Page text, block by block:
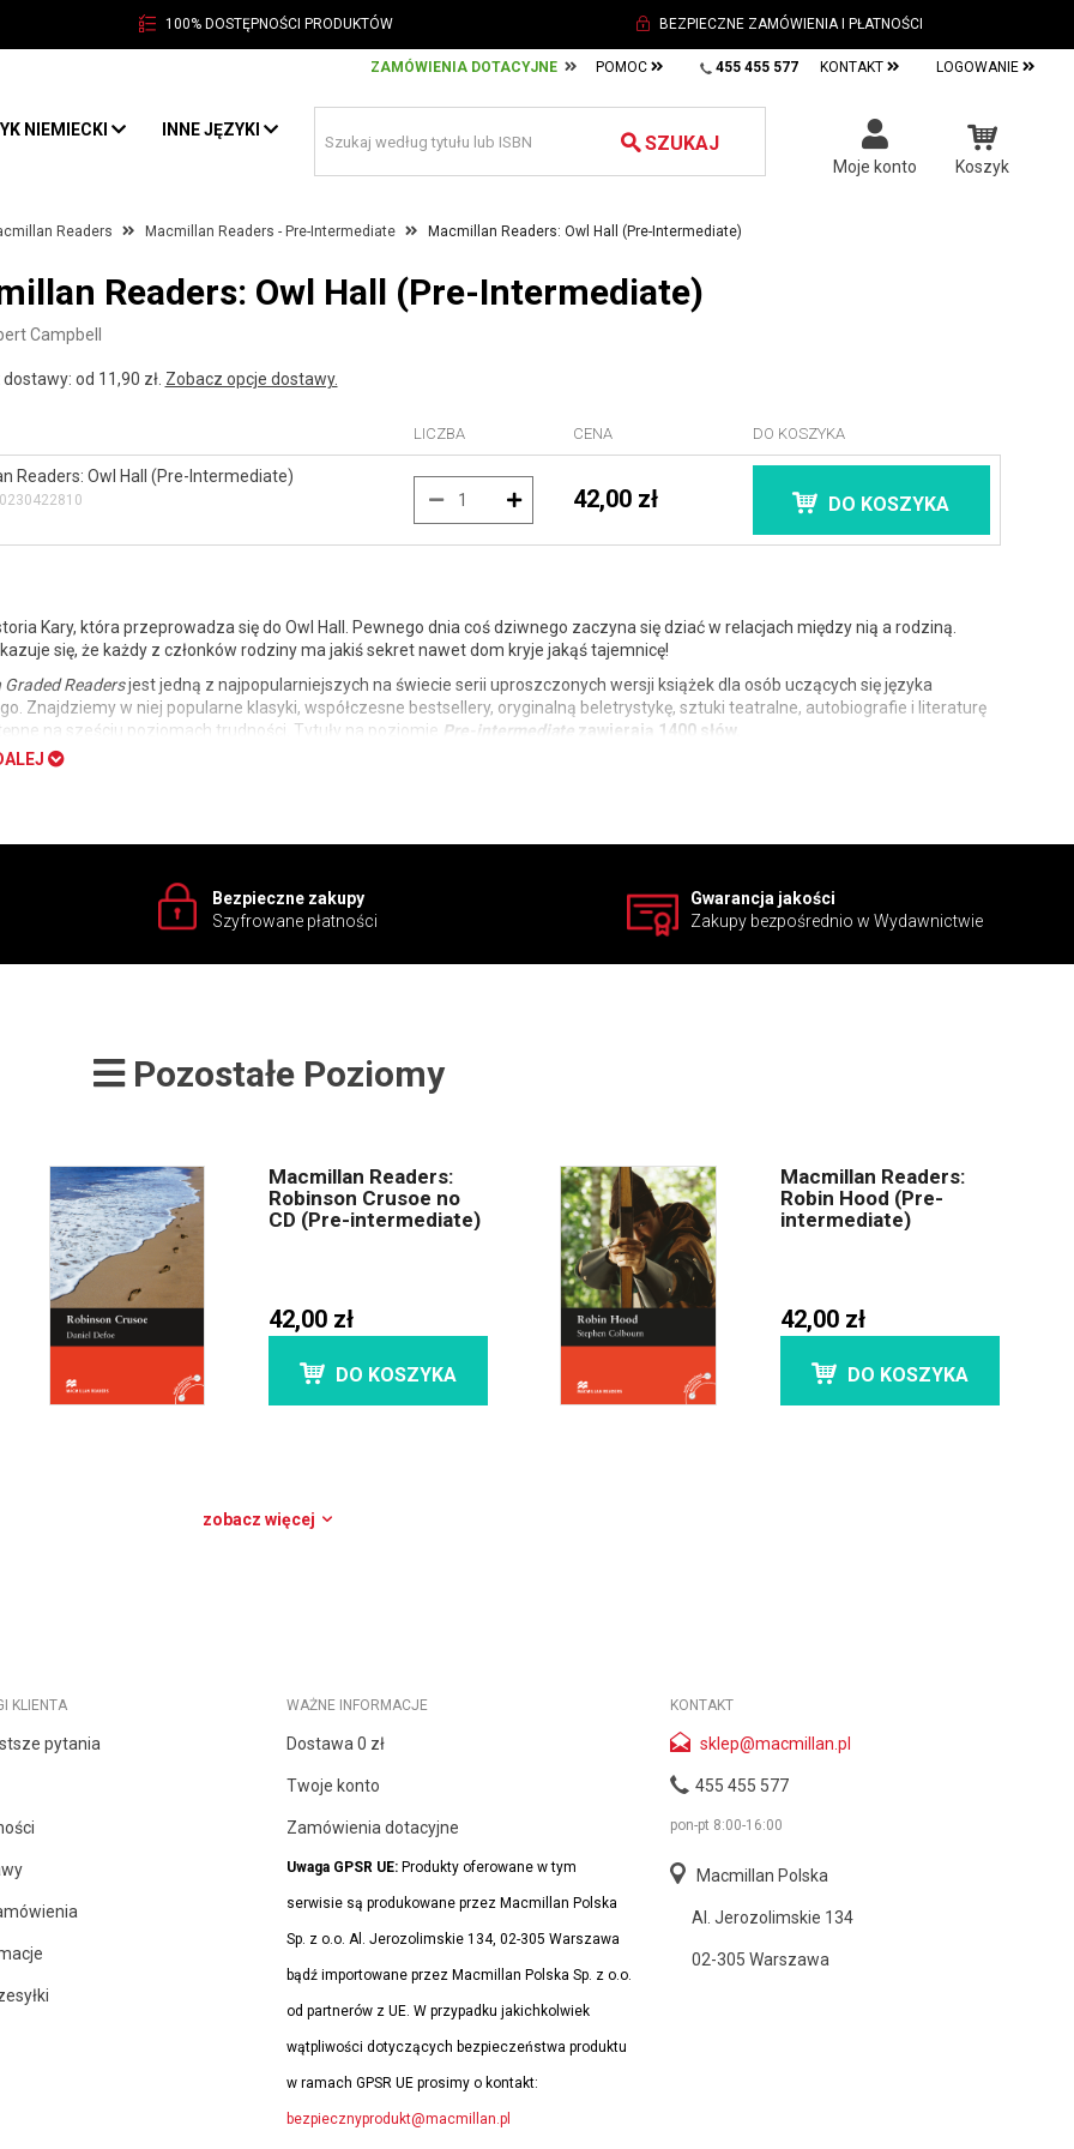
100% DOSTĘPNOŚCI PRODUKTÓW BEZPIECZNE ZAMÓWIENIA I PŁATNOŚCI
ZAMÓWIENIA DOTACYJNE POMOC 455 455 577 KONTAKT LOGOWANIE
NIEMIECKI INNE JĘZYKI
SZUKAJ
Moje konto Koszyk
Readers Macmillan Readers - Pre-Intermediate Macmillan Readers: Owl Hall (Pre-Intermediate)
Readers: Owl Hall (Pre-Intermediate)
Campbell
od 11,90 zł. Zobacz opcje dostawy.
LICZBA CENA DO KOSZYKA
Readers: Owl Hall (Pre-Intermediate)
42,00 zł DO KOSZYKA
Kary, która przeprowadza się do Owl Hall. Pewnego dnia coś dziwnego zaczyna się dziać w relacjach między nią a rodziną.
się, że każdy z członków rodziny ma jakiś sekret nawet dom kryje jakąś tajemnicę!
Readersjest jedną z najpopularniejszych na świecie serii uproszczonych wersji książek dla osób uczących się języka
Znajdziemy w niej popularne klasyki, współczesne bestsellery, oryginalną beletrystykę, sztuki teatralne, autobiografie i literaturę
na sześciu poziomach trudności. Tytuły na poziomie Pre-intermediate zawierają 1400 słów.
który poziom wybrać? Sprawdź nasz test poziomujący:
Bezpieczne zakupy
Szyfrowane płatności
Gwarancja jakości
Zakupy bezpośrednio w Wydawnictwie
Pozostałe Poziomy
Macmillan Readers:
Robinson Crusoe no
CD (Pre-intermediate)
42,00 zł
DO KOSZYKA
Macmillan Readers:
Robin Hood (Pre-
intermediate)
42,00 zł
DO KOSZYKA
zobacz więcej
KLIENTA
pytania
WAŻNE INFORMACJE
Dostawa 0 zł
Twoje konto
Zamówienia dotacyjne
Uwaga GPSR UE: Produkty oferowane w tym
serwisie są produkowane przez Macmillan Polska
Sp. z o.o. Al. Jerozolimskie 134, 02-305 Warszawa
bądź importowane przez Macmillan Polska Sp. z o.o.
od partnerów z UE. W przypadku jakichkolwiek
wątpliwości dotyczących bezpieczeństwa produktu
w ramach GPSR UE prosimy o kontakt:
bezpiecznyprodukt@macmillan.pl
KONTAKT
sklep@macmillan.pl
455 455 577
pon-pt 8:00-16:00
Macmillan Polska
Al. Jerozolimskie 134
02-305 Warszawa